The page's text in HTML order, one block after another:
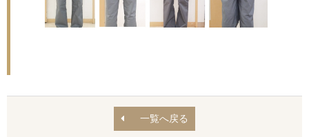
一覧へ戻る